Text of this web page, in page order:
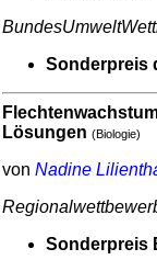
Sonder­preis
Lösungen (Biologie)
von Nadine
Sonder­preis